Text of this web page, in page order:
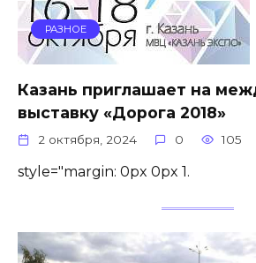
РАЗНОЕ
Казань приглашает на
выставку «Дорога 2018»
2 октября, 2024 0 105
style="margin: 0px 0px 1.